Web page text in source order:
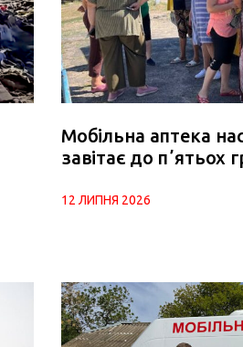
Мобільна аптека
завітає до пʼятьох
12 ЛИПНЯ 2026